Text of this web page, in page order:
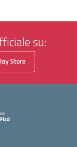
su:
Store
iniziale della scuola